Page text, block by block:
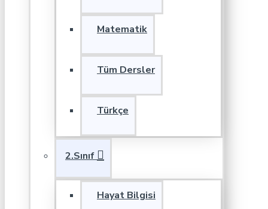
Matematik
Tüm Dersler
Türkçe
2.Sınıf
Hayat Bilgisi